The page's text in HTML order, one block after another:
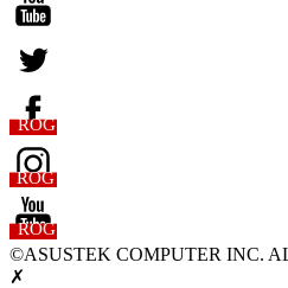
ROG
ROG
ROG
©ASUSTEK COMPUTER INC.
✗